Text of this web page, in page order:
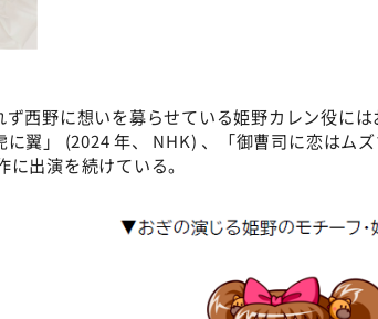
西野に想いを募らせている姫野カレン役には
翼」 (2024 年、 NHK) 、「御曹司に恋はムズ
出演を続けている。